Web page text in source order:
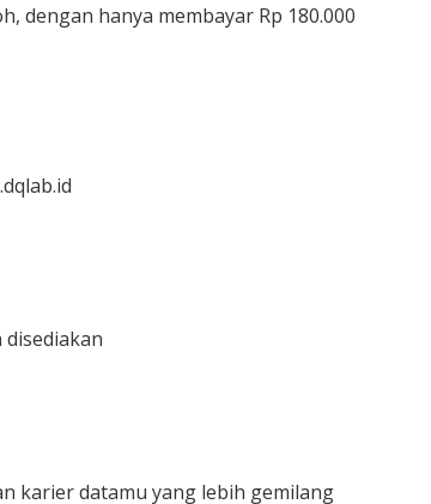
dengan hanya membayar Rp 180.000
karier datamu yang lebih gemilang